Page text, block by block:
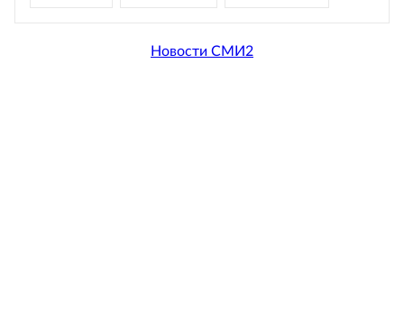
Новости СМИ2